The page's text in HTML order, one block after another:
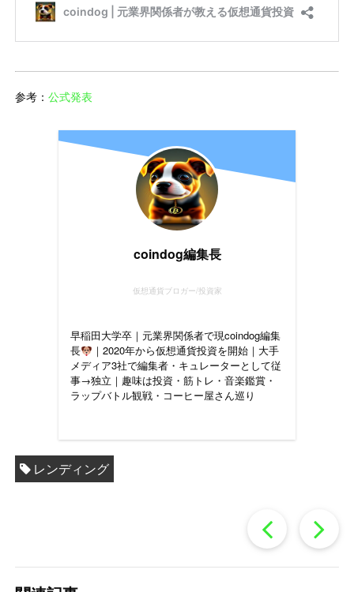
参考：公式発表
coindog編集長
仮想通貨ブロガー/投資家
早稲田大学卒｜元業界関係者で現coindog編集
長
｜2020年から仮想通貨投資を開始｜大手
メディア3社で編集者・キュレーターとして従
事→独立｜趣味は投資・筋トレ・音楽鑑賞・
ラップバトル観戦・コーヒー屋さん巡り
レンディング
過
去